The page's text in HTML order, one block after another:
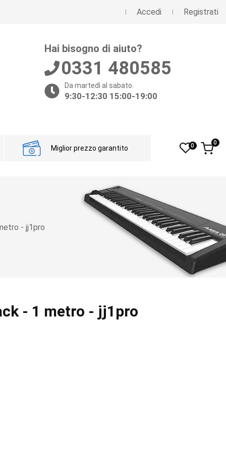
Accedi Registrati
Hai bisogno di aiuto?
0331 480585
Da martedì al sabato.
9:30-12:30 15:00-19:00
Miglior prezzo garantito 0 0
- jj1pro
- 1 metro - jj1pro